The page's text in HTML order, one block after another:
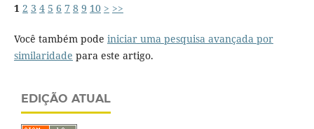
1 2 3 4 5 6 7 8 9 10 > >>
Você também pode iniciar uma pesquisa avançada por
similaridade para este artigo.
EDIÇÃO ATUAL